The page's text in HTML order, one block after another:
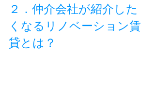
２．仲介会社が紹介した
くなるリノベーション賃
貸とは？